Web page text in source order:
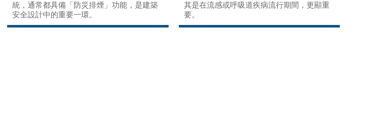
統，通常都具備「防災排煙」功能，是建築
安全設計中的重要一環。
其是在流感或呼吸道疾病流行期間，更顯重
要。